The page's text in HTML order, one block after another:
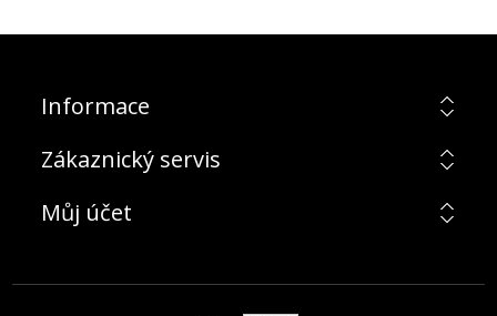
Informace
Zákaznický servis
Můj účet